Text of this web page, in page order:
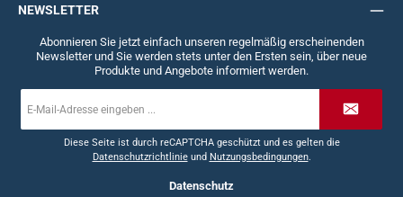
NEWSLETTER
Abonnieren Sie jetzt einfach unseren regelmäßig erscheinenden
Newsletter und Sie werden stets unter den Ersten sein, über neue
Produkte und Angebote informiert werden.
Mail-
Diese Seite ist durch reCAPTCHA geschützt und es gelten die
Datenschutzrichtlinieund Nutzungsbedingungen.
Datenschutz